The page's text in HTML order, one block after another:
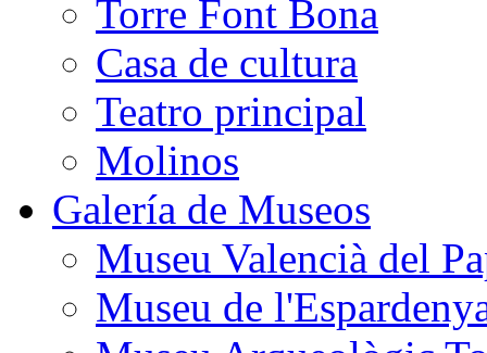
Torre Font Bona
Casa de cultura
Teatro principal
Molinos
Galería de Museos
Museu Valencià del
Museu de